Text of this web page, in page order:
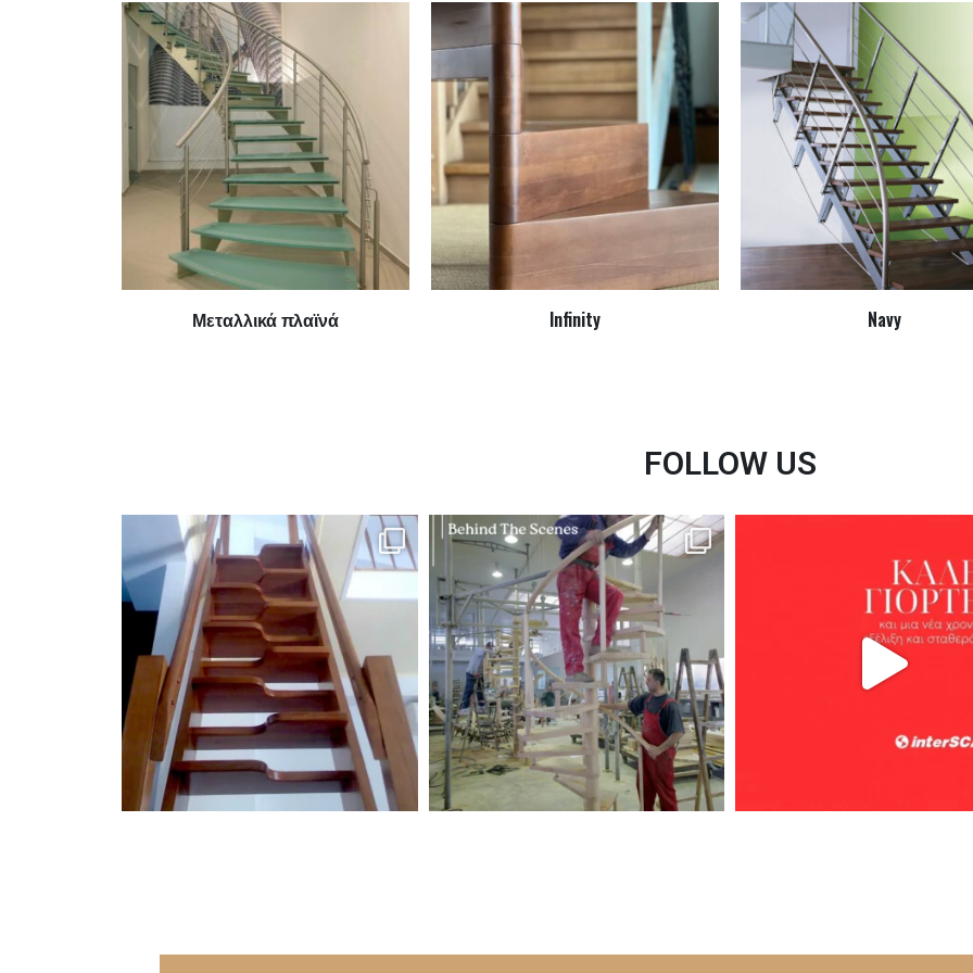
Μεταλλικά πλαϊνά Infinity Navy
FOLLOW US